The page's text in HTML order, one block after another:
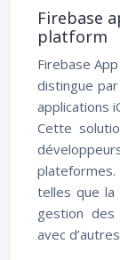
Firebase
platform
Firebase
distingue
applications
Cette
plateformes.
telles que la
gestion
avec